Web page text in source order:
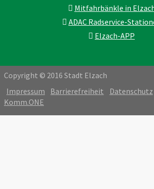
Mitfahrbänkle in
ADAC Radservice-
Elzach-APP
Copyright © 2016 Stadt Elzach
Impressum
Barrierefreiheit Datenschutz
Komm.ONE